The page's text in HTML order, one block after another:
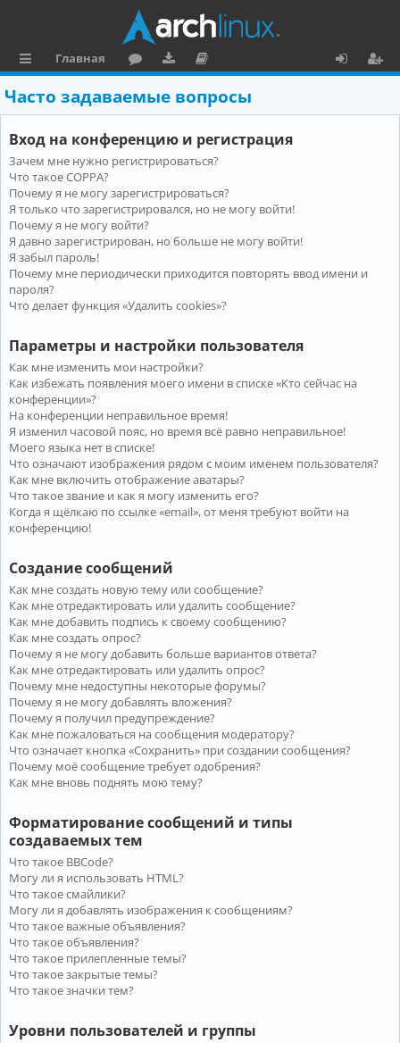
ы
л
к
и
Главная
ру
м
ру
зк
и
ку
м
е
н
та
ц
и
я
о
и
Часто задаваемые вопросы
Вход на конференцию и регистрация
Зачем мне нужно регистрироваться?
Что такое COPPA?
Почему я не могу зарегистрироваться?
Я только что зарегистрировался, но не могу войти!
Почему я не могу войти?
Я давно зарегистрирован, но больше не могу войти!
Я забыл пароль!
Почему мне периодически приходится повторять ввод имени и
пароля?
Что делает функция «Удалить cookies»?
Параметры и настройки пользователя
Как мне изменить мои настройки?
Как избежать появления моего имени в списке «Кто сейчас на
конференции»?
На конференции неправильное время!
Я изменил часовой пояс, но время всё равно неправильное!
Моего языка нет в списке!
Что означают изображения рядом с моим именем пользователя?
Как мне включить отображение аватары?
Что такое звание и как я могу изменить его?
Когда я щёлкаю по ссылке «email», от меня требуют войти на
конференцию!
Создание сообщений
Как мне создать новую тему или сообщение?
Как мне отредактировать или удалить сообщение?
Как мне добавить подпись к своему сообщению?
Как мне создать опрос?
Почему я не могу добавить больше вариантов ответа?
Как мне отредактировать или удалить опрос?
Почему мне недоступны некоторые форумы?
Почему я не могу добавлять вложения?
Почему я получил предупреждение?
Как мне пожаловаться на сообщения модератору?
Что означает кнопка «Сохранить» при создании сообщения?
Почему моё сообщение требует одобрения?
Как мне вновь поднять мою тему?
Форматирование сообщений и типы
создаваемых тем
Что такое BBCode?
Могу ли я использовать HTML?
Что такое смайлики?
Могу ли я добавлять изображения к сообщениям?
Что такое важные объявления?
Что такое объявления?
Что такое прилепленные темы?
Что такое закрытые темы?
Что такое значки тем?
Уровни пользователей и группы